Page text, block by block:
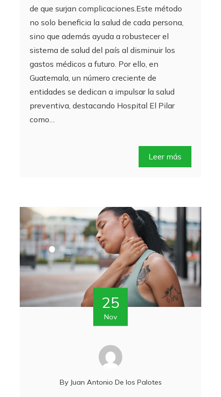
de que surjan complicaciones.Este método
no solo beneficia la salud de cada persona,
sino que además ayuda a robustecer el
sistema de salud del país al disminuir los
gastos médicos a futuro. Por ello, en
Guatemala, un número creciente de
entidades se dedican a impulsar la salud
preventiva, destacando Hospital El Pilar
como…
Leer más
25
Nov
By Juan Antonio De los Palotes